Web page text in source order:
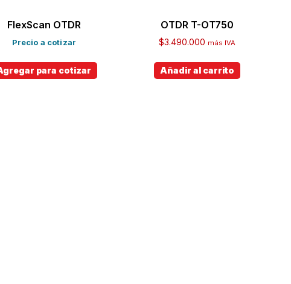
FlexScan OTDR
Precio a cotizar
para cotizar
OTDR T-OT750
$3.490.000 más IVA
Añadir al carrito